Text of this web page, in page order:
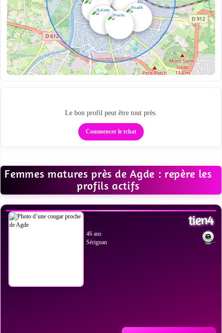
Le bon profil peut être tout près.
Commencer le tchat
Femmes matures près de Agde : repère les
profils actifs
VOIR LES PHOTOS
tien4
46 ans
Sérignan